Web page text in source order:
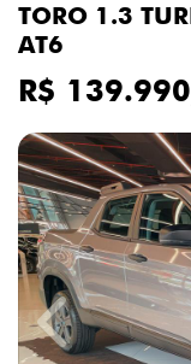
TORO 1.3
AT6
R$
Previous